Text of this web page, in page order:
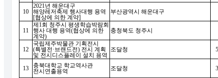
10
2021년 해운대구
해양레저축제 행사대행 용역
[협상에 의한 계약]
부산광역시 해운대구
11
제 1회 청주시 평생학습박람회
행사 대행 용역(협상에 의한
계약)
충청북도 청주시
12
국립제주박물관 기획전시
(특별전·브랜드전) 전시 계획
및 전시디스플레이 설치 용역
조달청
13
충북대학교 학교역사관
전시연출용역
조달청